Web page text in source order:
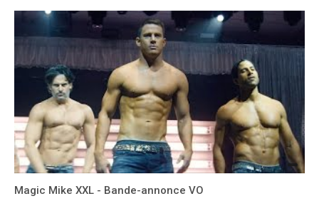
Magic Mike XXL - Bande-annonce VO